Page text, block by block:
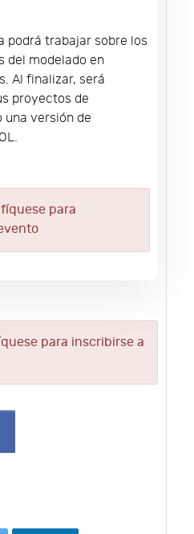
podrá trabajar sobre los
del modelado en
Al finalizar, será
proyectos de
una versión de
para
para inscribirse a